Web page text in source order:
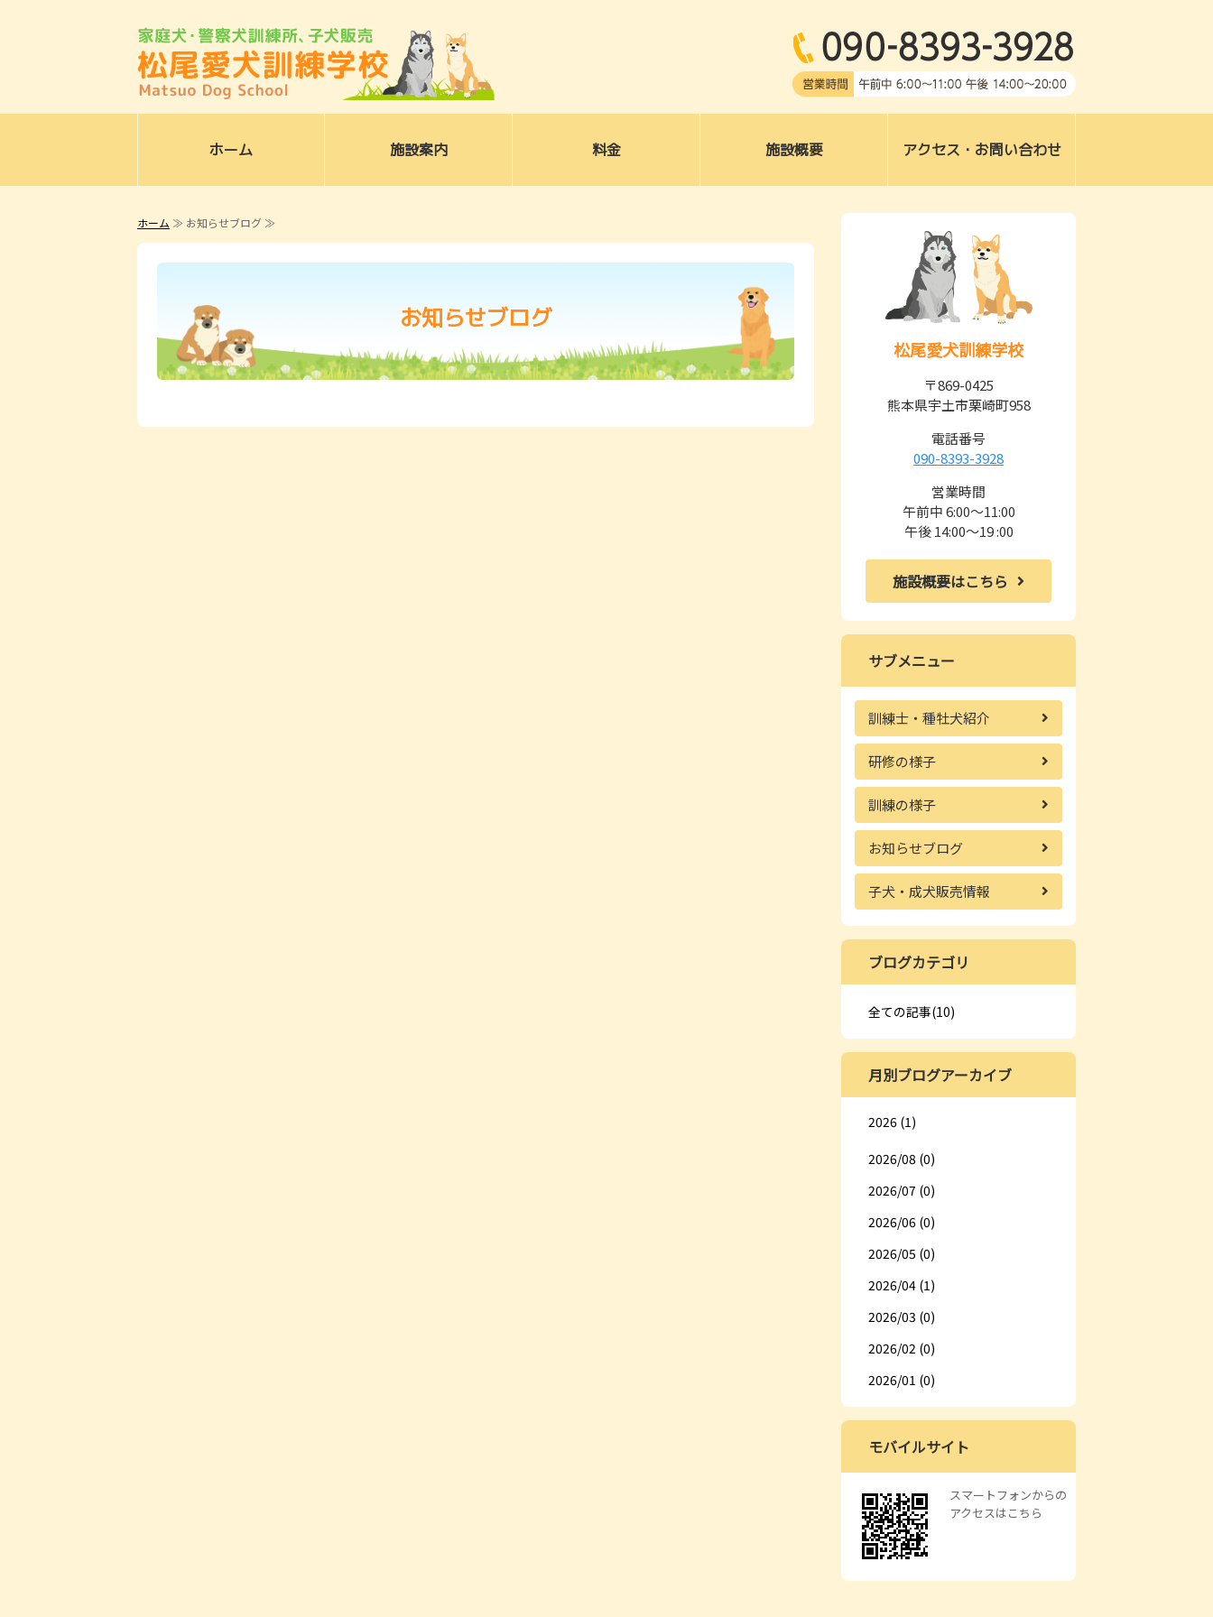
犬のしつけ・訓練は松尾愛犬訓練学校｜熊本県宇土市
ホーム 施設案内 料金 施設概要 アクセス・お問い合わせ
ホーム ≫ お知らせブログ ≫
お知らせブログ
松尾愛犬訓練学校
〒869-0425
熊本県宇土市栗崎町958
電話番号
090-8393-3928
営業時間
午前中 6:00～11:00
午後 14:00～19 :00
施設概要はこちら
サブメニュー
訓練士・種牡犬紹介
研修の様子
訓練の様子
お知らせブログ
子犬・成犬販売情報
ブログカテゴリ
全ての記事(10)
月別ブログアーカイブ
2026 (1)
2026/08 (0)
2026/07 (0)
2026/06 (0)
2026/05 (0)
2026/04 (1)
2026/03 (0)
2026/02 (0)
2026/01 (0)
モバイルサイト
スマートフォンからの
アクセスはこちら